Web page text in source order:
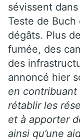
sévissent
Teste de
dégâts. Plus
fumée, des
des
annoncé hier
en contribuant
rétablir les
et à apporter
ainsi qu’une